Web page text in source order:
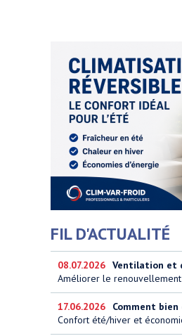
FIL D'ACTUALITÉ
08.07.2026 Ventilation et
Améliorer le renouvellement
17.06.2026
Comment
Confort été/hiver et